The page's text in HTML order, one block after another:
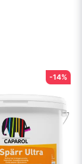
-14%